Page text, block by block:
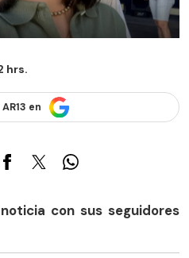
hrs.
en
con sus seguidores